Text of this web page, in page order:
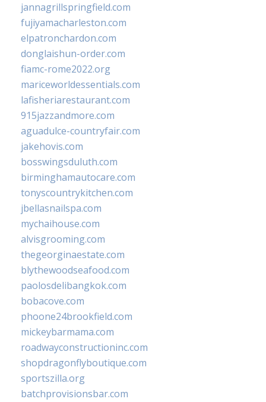
jannagrillspringfield.com
fujiyamacharleston.com
elpatronchardon.com
donglaishun-order.com
fiamc-rome2022.org
mariceworldessentials.com
lafisheriarestaurant.com
915jazzandmore.com
aguadulce-countryfair.com
jakehovis.com
bosswingsduluth.com
birminghamautocare.com
tonyscountrykitchen.com
jbellasnailspa.com
mychaihouse.com
alvisgrooming.com
thegeorginaestate.com
blythewoodseafood.com
paolosdelibangkok.com
bobacove.com
phoone24brookfield.com
mickeybarmama.com
roadwayconstructioninc.com
shopdragonflyboutique.com
sportszilla.org
batchprovisionsbar.com